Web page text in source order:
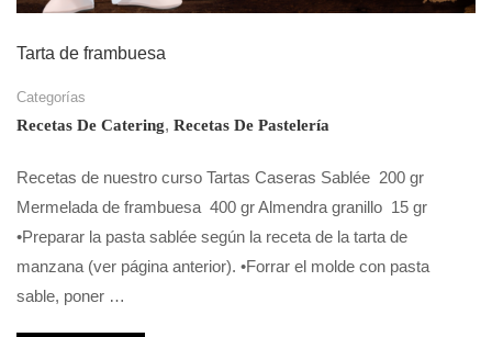
Tarta de frambuesa
Categorías
Recetas De Catering, Recetas De Pastelería
Recetas de nuestro curso Tartas Caseras Sablée 200 gr
Mermelada de frambuesa 400 gr Almendra granillo 15 gr
•Preparar la pasta sablée según la receta de la tarta de
manzana (ver página anterior). •Forrar el molde con pasta
sable, poner …